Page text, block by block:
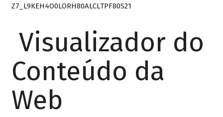
Z7_L9KEH4O0LORH80ALCLTPF80S21
Visualizador do
Conteúdo da
Web